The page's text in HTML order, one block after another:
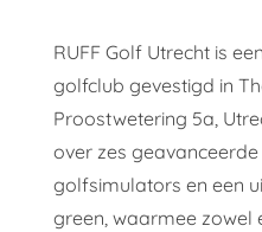
RUFF Golf Utrecht is
golfclub gevestigd in
Proostwetering 5a,
over zes
golfsimulators en een
green, waarmee zowel